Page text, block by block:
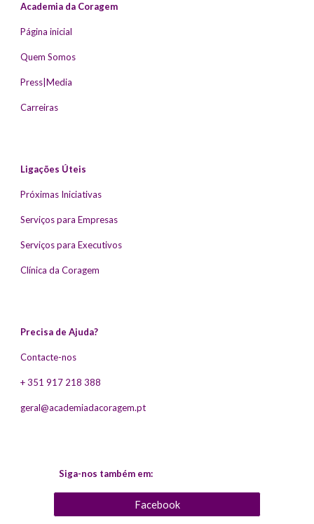
Academia da Coragem
Página inicial
Quem Somos
Press|Media
Carreiras
Ligações Úteis
Próximas Iniciativas
Serviços para Empresas
Serviços para Executivos
Clínica da Coragem
Precisa de Ajuda?
Contacte-nos
+ 351 917 218 388
geral@academiadacoragem.pt
Siga-nos também em:
Facebook